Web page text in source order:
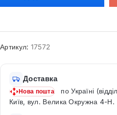
Артикул: 17572
Доставка
Нова пошта
по Україні
Київ, вул. Велика Окружна 4-Н.